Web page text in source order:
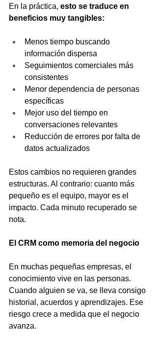
En la práctica, esto se traduce en
beneficios muy tangibles:
Menos tiempo buscando
información dispersa
Seguimientos comerciales más
consistentes
Menor dependencia de personas
específicas
Mejor uso del tiempo en
conversaciones relevantes
Reducción de errores por falta de
datos actualizados
Estos cambios no requieren grandes
estructuras. Al contrario: cuanto más
pequeño es el equipo, mayor es el
impacto. Cada minuto recuperado se
nota.
El CRM como memoria del negocio
En muchas pequeñas empresas, el
conocimiento vive en las personas.
Cuando alguien se va, se lleva consigo
historial, acuerdos y aprendizajes. Ese
riesgo crece a medida que el negocio
avanza.